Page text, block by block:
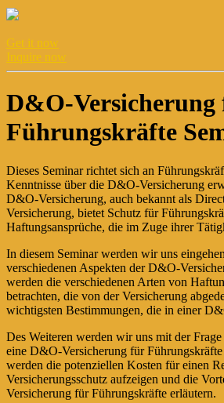
Get it now
Inquire now
D&O-Versicherung
Führungskräfte
Dieses Seminar richtet sich an
Kenntnisse über die D&O-Versicherung
D&O-Versicherung, auch bekannt als
Versicherung, bietet Schutz für
Haftungsansprüche, die im Zuge ihrer
In diesem Seminar werden wir uns
verschiedenen Aspekten der D&O-
werden die verschiedenen Arten von
betrachten, die von der Versicherung
wichtigsten Bestimmungen, die in einer
Des Weiteren werden wir uns mit der
eine D&O-Versicherung für
werden die potenziellen Kosten für einen
Versicherungsschutz aufzeigen und die
Versicherung für Führungskräfte erläutern.